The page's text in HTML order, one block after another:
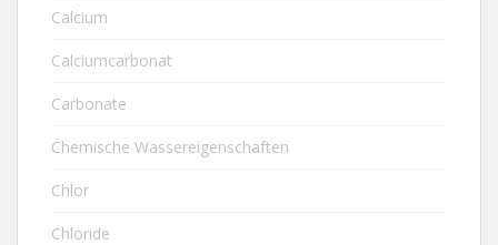
Calcium
Calciumcarbonat
Carbonate
Chemische Wassereigenschaften
Chlor
Chloride